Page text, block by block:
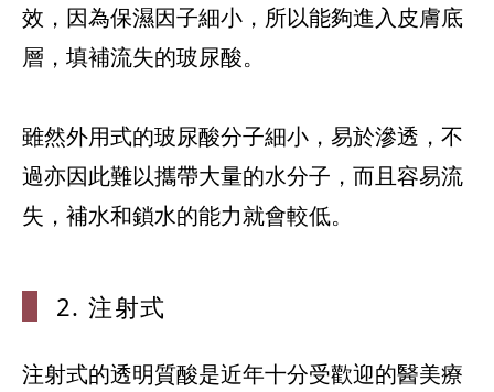
效，因為保濕因子細小，所以能夠進入皮膚底
層，填補流失的玻尿酸。
雖然外用式的玻尿酸分子細小，易於滲透，不
過亦因此難以攜帶大量的水分子，而且容易流
2. 注射式
注射式的透明質酸是近年十分受歡迎的醫美療